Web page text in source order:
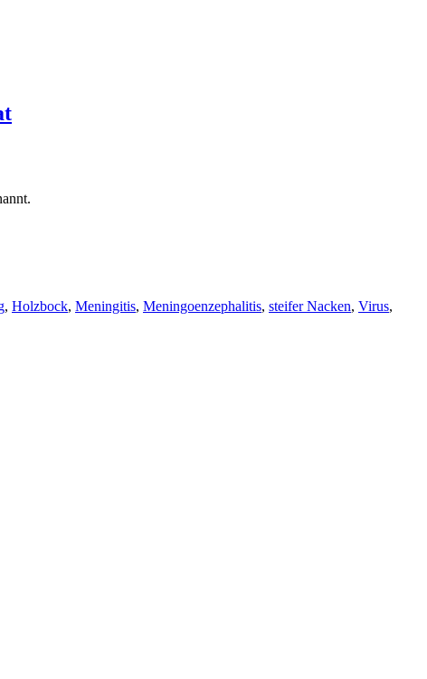
, Holzbock, Meningitis, Meningoenzephalitis, steifer Nacken, Virus,